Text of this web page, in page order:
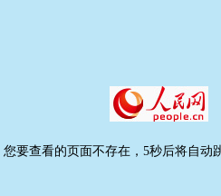
您要查看的页面不存在，5秒后将自动